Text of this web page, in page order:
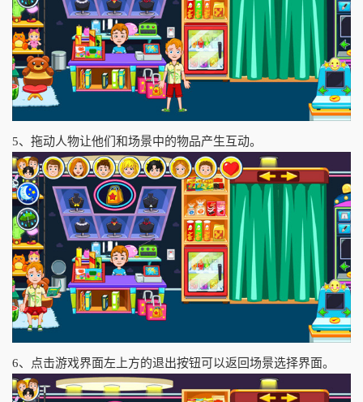
5、拖动人物让他们和场景中的物品产生互动。
6、点击游戏界面左上方的退出按钮可以返回场景选择界面。